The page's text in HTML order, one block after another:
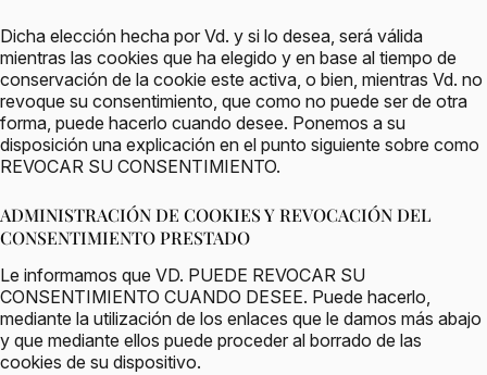
Dicha elección hecha por Vd. y si lo desea, será válida
mientras las cookies que ha elegido y en base al tiempo de
conservación de la cookie este activa, o bien, mientras Vd. no
revoque su consentimiento, que como no puede ser de otra
forma, puede hacerlo cuando desee. Ponemos a su
disposición una explicación en el punto siguiente sobre como
REVOCAR SU CONSENTIMIENTO.
ADMINISTRACIÓN DE COOKIES Y REVOCACIÓN DEL
CONSENTIMIENTO PRESTADO
Le informamos que VD. PUEDE REVOCAR SU
CONSENTIMIENTO CUANDO DESEE. Puede hacerlo,
mediante la utilización de los enlaces que le damos más abajo
y que mediante ellos puede proceder al borrado de las
cookies de su dispositivo.